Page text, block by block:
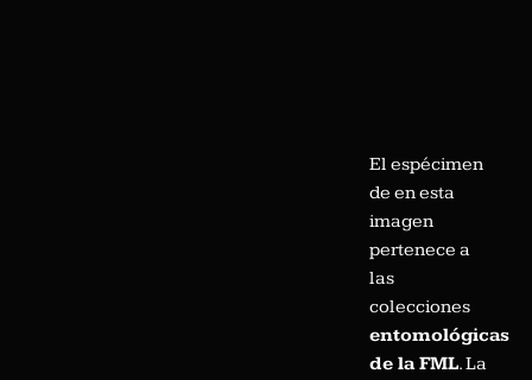
El espécimen
de en esta
imagen
pertenece a
las
colecciones
entomológicas
de la FML. La